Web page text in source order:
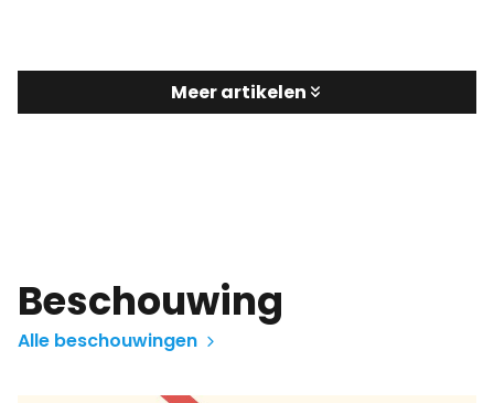
Meer artikelen
Beschouwing
Alle beschouwingen